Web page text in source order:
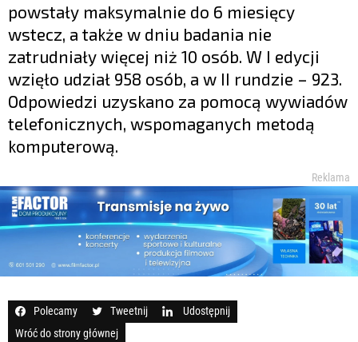
powstały maksymalnie do 6 miesięcy
wstecz, a także w dniu badania nie
zatrudniały więcej niż 10 osób. W I edycji
wzięło udział 958 osób, a w II rundzie – 923.
Odpowiedzi uzyskano za pomocą wywiadów
telefonicznych, wspomaganych metodą
komputerową.
Reklama
Polecamy Tweetnij
Udostępnij
Wróć do strony głównej